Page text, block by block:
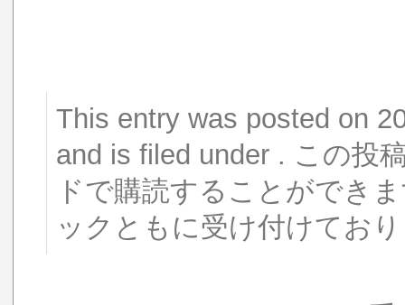
This entry was posted on
and is filed under . この投
ドで購読することができ
ックともに受け付けてお